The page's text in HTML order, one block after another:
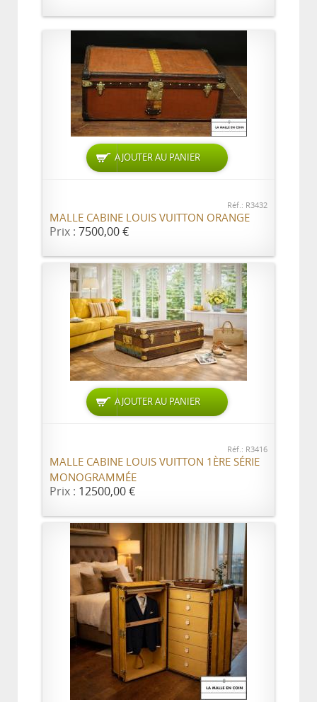
AJOUTER AU PANIER
Réf.: R3432
MALLE CABINE LOUIS VUITTON ORANGE
Prix : 7500,00 €
AJOUTER AU PANIER
Réf.: R3416
MALLE CABINE LOUIS VUITTON 1ÈRE SÉRIE
MONOGRAMMÉE
Prix : 12500,00 €